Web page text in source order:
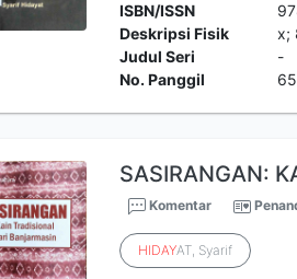
ISBN/ISSN
Deskripsi Fisik
x;
Judul Seri
-
No. Panggil
SASIRANGAN:
Komentar
HIDAYAT, Syarif